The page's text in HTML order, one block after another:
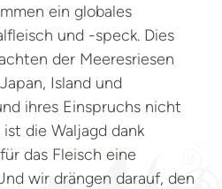
ein globales
und -speck. Dies
der Meeresriesen
Island und
ihres Einspruchs nicht
die Waljagd dank
das Fleisch eine
wir drängen darauf, den